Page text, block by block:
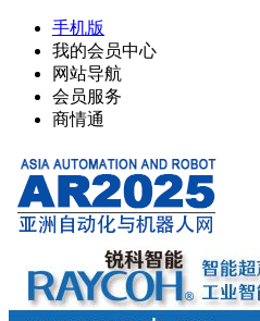
手机版
我的会员中心
网站导航
会员服务
商情通